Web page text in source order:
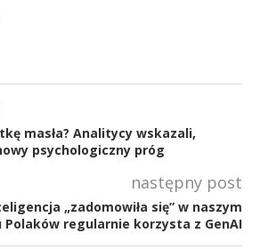
masła? Analitycy wskazali,
psychologiczny próg
następny post
„zadomowiła się” w naszym
Polaków regularnie korzysta z GenAI